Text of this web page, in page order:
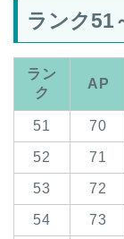
ランク51
ラン
ク
AP
51 70
52 71
53 72
54 73